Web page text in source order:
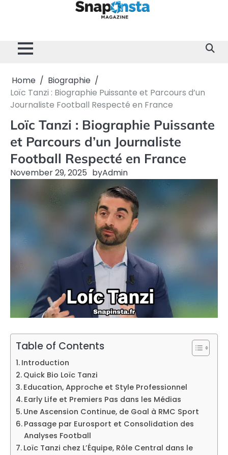
Home
Biographie
Loïc Tanzi : Biographie Puissante et Parcours d’un
Journaliste Football Respecté en France
Loïc Tanzi : Biographie Puissante
et Parcours d’un Journaliste
Football Respecté en France
November 29, 2025 byAdmin
Table of Contents
Introduction
Quick Bio Loïc Tanzi
Education, Approche et Style Professionnel
Early Life et Premiers Pas dans les Médias
Une Ascension Continue, de Goal à RMC Sport
Passage par Eurosport et Consolidation des
Analyses Football
Loïc Tanzi chez L’Équipe, Rôle Central dans le